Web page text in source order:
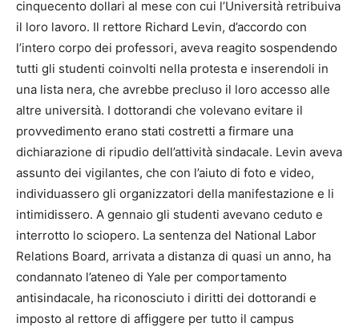
cinquecento dollari al mese con cui l’Università retribuiva
il loro lavoro. Il rettore Richard Levin, d’accordo con
l’intero corpo dei professori, aveva reagito sospendendo
tutti gli studenti coinvolti nella protesta e inserendoli in
una lista nera, che avrebbe precluso il loro accesso alle
altre università. I dottorandi che volevano evitare il
provvedimento erano stati costretti a firmare una
dichiarazione di ripudio dell’attività sindacale. Levin aveva
assunto dei vigilantes, che con l’aiuto di foto e video,
individuassero gli organizzatori della manifestazione e li
intimidissero. A gennaio gli studenti avevano ceduto e
interrotto lo sciopero. La sentenza del National Labor
Relations Board, arrivata a distanza di quasi un anno, ha
condannato l’ateneo di Yale per comportamento
antisindacale, ha riconosciuto i diritti dei dottorandi e
imposto al rettore di affiggere per tutto il campus